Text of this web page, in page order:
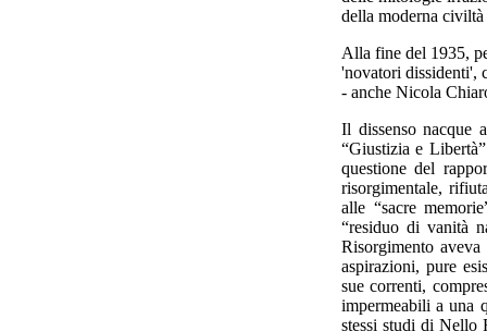
della moderna
Alla fine del 1935,
'novatori dissidenti',
- anche Nicola
Il dissenso nacque
“Giustizia e
questione del
risorgimentale,
alle “sacre
“residuo di vanità
Risorgimento
aspirazioni, pure
sue correnti,
impermeabili a una
stessi studi di Nello